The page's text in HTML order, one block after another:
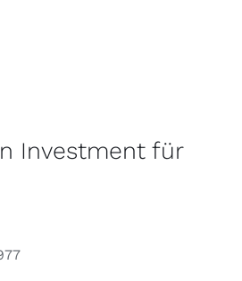
Investment für